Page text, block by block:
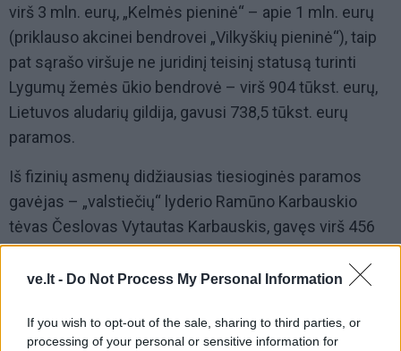
ve.lt - Do Not Process My Personal Information
If you wish to opt-out of the sale, sharing to third parties, or
processing of your personal or sensitive information for
virš 3 mln. eurų, „Kelmės pieninė“ – apie 1 mln. eurų
(priklauso akcinei bendrovei „Vilkyškių pieninė“), taip
pat sąrašo viršuje ne juridinį teisinį statusą turinti
Lygumų žemės ūkio bendrovė – virš 904 tūkst. eurų,
Lietuvos aludarių gildija, gavusi 738,5 tūkst. eurų
paramos.
Iš fizinių asmenų didžiausias tiesioginės paramos
gavėjas – „valstiečių“ lyderio Ramūno Karbauskio
tėvas Česlovas Vytautas Karbauskis, gavęs virš 456
tūkst. eurų paramos, tačiau pagal gautą paramos dydį
jis tėra 33 iš visų tiesioginę paramą gavusių subjektų.